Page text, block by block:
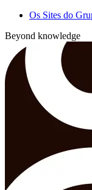
Os Sites do
Beyond knowledge